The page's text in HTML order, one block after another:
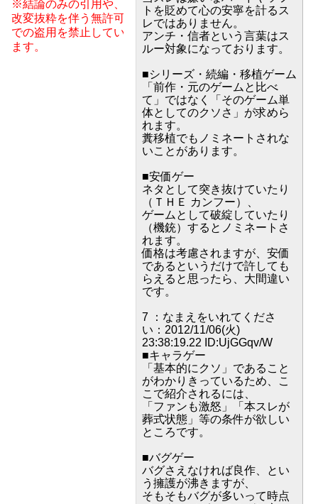
※結論のみの引用や、
改変抜粋を伴う無許可
での盗用を禁止してい
ます。
トを貶めて心の安寧を計るス
レではありません。
アンチ・信者という言葉はス
ルー対象になっております。
■シリーズ・続編・移植ゲーム
「前作・元のゲームと比べ
て」ではなく「そのゲーム単
体としてのクソさ」が求めら
れます。
糞移植でもノミネートされな
いことがあります。
■安価ゲー
ネタとして突き抜けていたり
（ＴＨＥ カンフー）、
ゲームとして破綻していたり
（機銃）するとノミネートさ
れます。
価格は考慮されますが、安価
であるというだけで許しても
らえると思ったら、大間違い
です。
7 ：なまえをいれてくださ
い：2012/11/06(火)
23:38:19.22 ID:UjGGqv/W
■キャラゲー
「基本的にクソ」であること
がわかりきっているため、こ
こで紹介されるには、
「ファンも激怒」「本スレが
葬式状態」等の条件が欲しい
ところです。
■バグゲー
バグさえなければ良作、とい
う擁護が沸きますが、
そもそもバグが多いって時点